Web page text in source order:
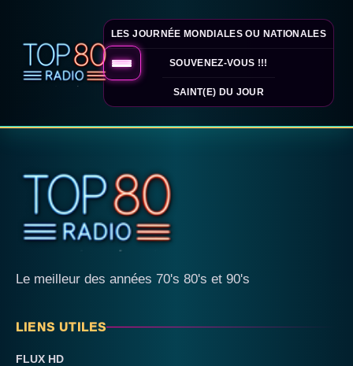
LES JOURNÉE MONDIALES OU NATIONALES
SOUVENEZ-VOUS !!!
SAINT(E) DU JOUR
Le meilleur des années 70's 80's et 90's
LIENS UTILES
FLUX HD